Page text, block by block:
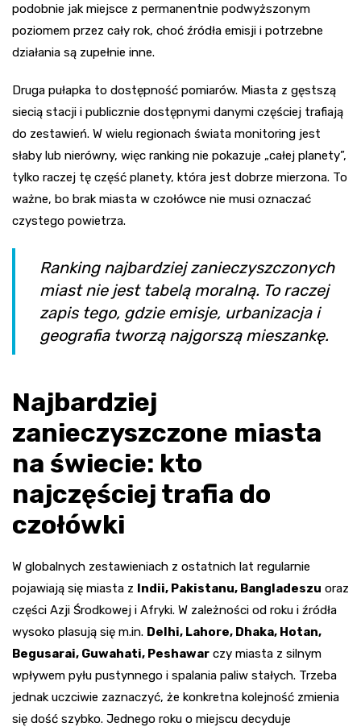
podobnie jak miejsce z permanentnie podwyższonym
poziomem przez cały rok, choć źródła emisji i potrzebne
działania są zupełnie inne.
Druga pułapka to dostępność pomiarów. Miasta z gęstszą
siecią stacji i publicznie dostępnymi danymi częściej trafiają
do zestawień. W wielu regionach świata monitoring jest
słaby lub nierówny, więc ranking nie pokazuje „całej planety”,
tylko raczej tę część planety, która jest dobrze mierzona. To
ważne, bo brak miasta w czołówce nie musi oznaczać
czystego powietrza.
Ranking najbardziej zanieczyszczonych
miast nie jest tabelą moralną. To raczej
zapis tego, gdzie emisje, urbanizacja i
geografia tworzą najgorszą mieszankę.
Najbardziej
zanieczyszczone miasta
na świecie: kto
najczęściej trafia do
czołówki
W globalnych zestawieniach z ostatnich lat regularnie
pojawiają się miasta z Indii, Pakistanu, Bangladeszu oraz
części Azji Środkowej i Afryki. W zależności od roku i źródła
wysoko plasują się m.in. Delhi, Lahore, Dhaka, Hotan,
Begusarai, Guwahati, Peshawar czy miasta z silnym
wpływem pyłu pustynnego i spalania paliw stałych. Trzeba
jednak uczciwie zaznaczyć, że konkretna kolejność zmienia
się dość szybko. Jednego roku o miejscu decyduje